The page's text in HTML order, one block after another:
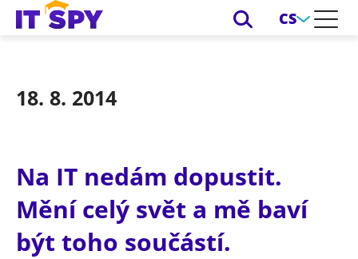
CS
18. 8. 2014
Na IT nedám dopustit.
Mění celý svět a mě baví
být toho součástí.